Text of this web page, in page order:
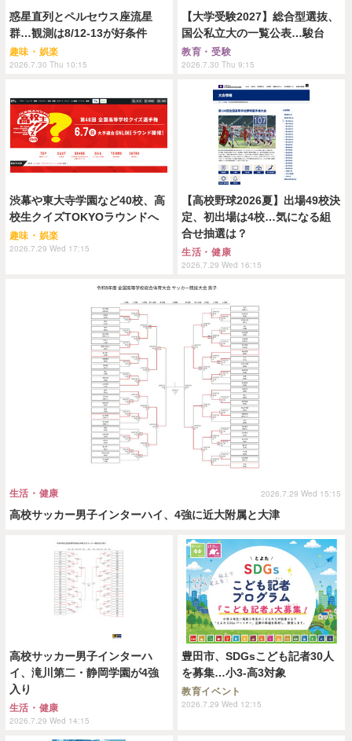
惑星直列とペルセウス座流星
群…観測は8/12-13が好条件
趣味・娯楽
2026.7.30 Thu 10:15
【大学受験2027】総合型選抜、
国公私立大の一覧公表…駿台
教育・受験
2026.7.30 Thu 9:15
渋幕や東大寺学園など40校、高
校生クイズTOKYOラウンドへ
趣味・娯楽
2026.7.29 Wed 17:15
【高校野球2026夏】出場49校決
定、初出場は4校…気になる組
合せ抽選は？
生活・健康
2026.7.29 Wed 16:15
高校サッカー男子インターハイ、4強に近大附属と大津
生活・健康 2026.7.29 Wed 15:15
高校サッカー男子インターハ
イ、滝川第二・静岡学園が4強
入り
生活・健康
2026.7.29 Wed 14:15
豊田市、SDGsこども記者30人
を募集…小3-高3対象
教育イベント
2026.7.29 Wed 12:15